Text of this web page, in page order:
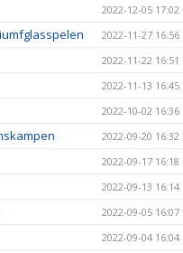
2022-12-05 17:02
2022-11-27 16:56
2022-11-22 16:51
2022-11-13 16:45
2022-10-02 16:36
2022-09-20 16:32
2022-09-17 16:18
2022-09-13 16:14
2022-09-05 16:07
2022-09-04 16:04